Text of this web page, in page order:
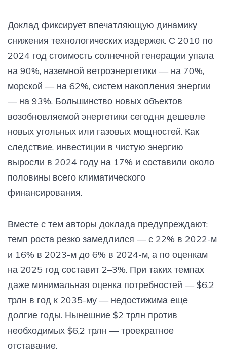
Доклад фиксирует впечатляющую динамику
снижения технологических издержек. С 2010 по
2024 год стоимость солнечной генерации упала
на 90%, наземной ветроэнергетики — на 70%,
морской — на 62%, систем накопления энергии
— на 93%. Большинство новых объектов
возобновляемой энергетики сегодня дешевле
новых угольных или газовых мощностей. Как
следствие, инвестиции в чистую энергию
выросли в 2024 году на 17% и составили около
половины всего климатического
финансирования.
Вместе с тем авторы доклада предупреждают:
темп роста резко замедлился — с 22% в 2022-м
и 16% в 2023-м до 6% в 2024-м, а по оценкам
на 2025 год составит 2–3%. При таких темпах
даже минимальная оценка потребностей — $6,2
трлн в год к 2035-му — недостижима еще
долгие годы. Нынешние $2 трлн против
необходимых $6,2 трлн — троекратное
отставание.